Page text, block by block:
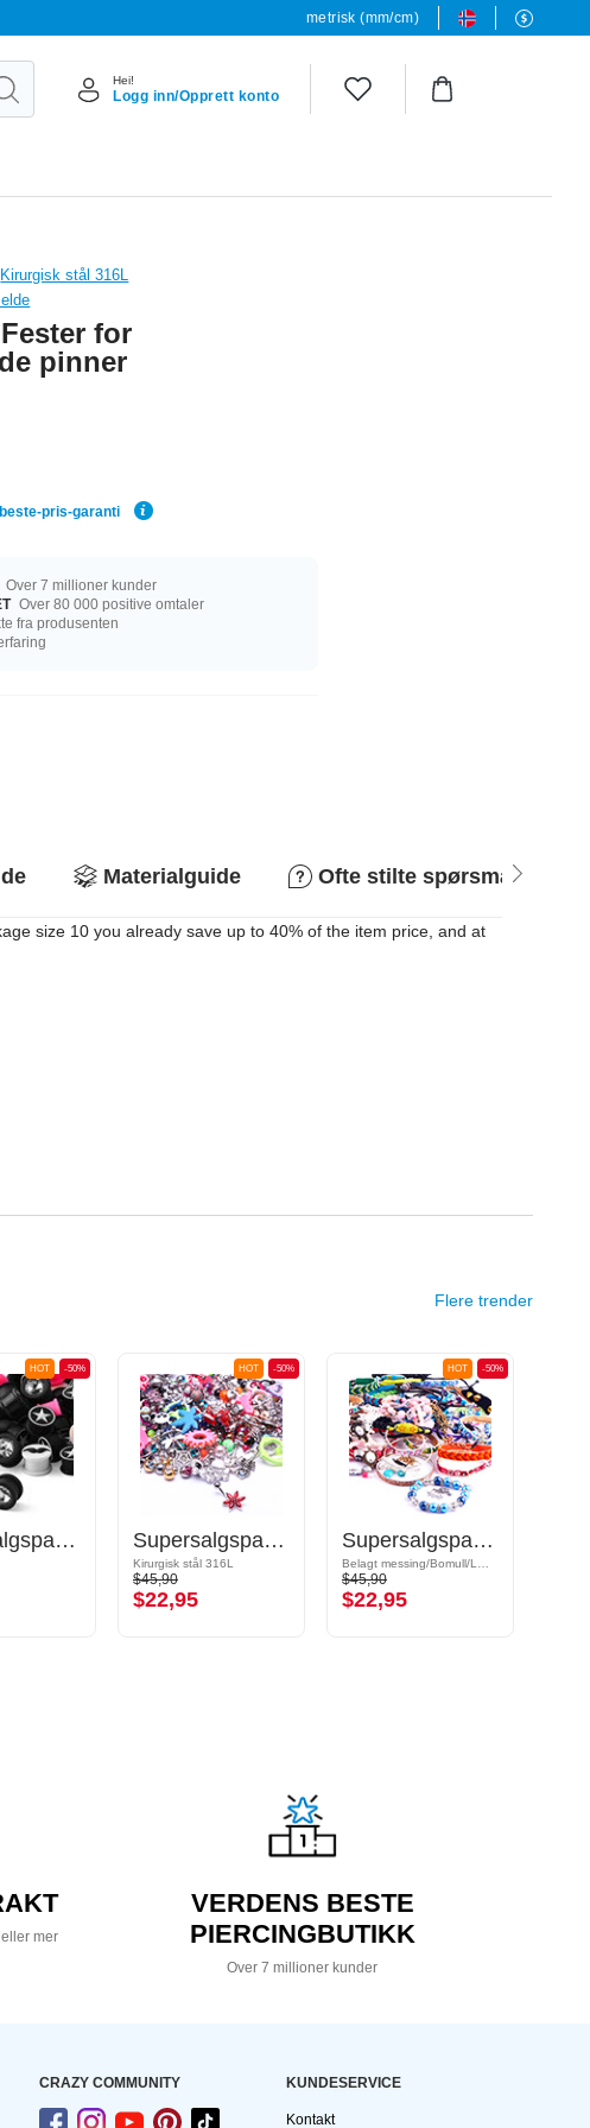
metrisk (mm/cm)
Hei!
Logg inn/Opprett konto
Kirurgisk stål 316L
for
pinner
pris-garanti
Over 7 millioner kunder
Over 80 000 positive omtaler
fra produsenten
Materialguide Ofte stilte spørsmål
size 10 you already save up to 40% of the item price, and at
Flere trender
-50%
HOT
Supersalgspakke Plugger
-50%
HOT
Supersalgspakke Bananer
Kirurgisk stål 316L
$45,90
$22,95
-50%
HOT
Supersalgspakke Armbånd
$45,90
$22,95
mer
VERDENS BESTE
PIERCINGBUTIKK
Over 7 millioner kunder
CRAZY COMMUNITY KUNDESERVICE
Kontakt